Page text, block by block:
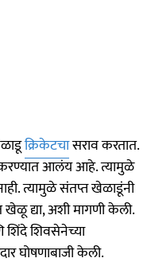
क्रिकेटचासराव करतात.
आलंय आहे. त्यामुळे
त्यामुळे संतप्त खेळाडूंनी
द्या, अशी मागणी केली.
शिवसेनेच्या
घोषणाबाजी केली.